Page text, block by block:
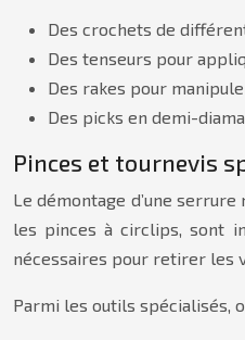
Des crochets de
Des tenseurs pour
Des rakes pour
Des picks en demi-
Pinces et tournevis
Le démontage d’une
les pinces à circlips, sont
nécessaires pour retirer les
Parmi les outils spécialisés,